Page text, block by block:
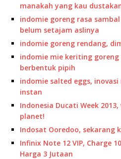
manakah yang kau
indomie goreng rasa
belum setajam aslinya
indomie goreng rendang,
indomie mie keriting
berbentuk pipih
indomie salted eggs,
instan
Indonesia Ducati Week
planet!
Indosat Ooredoo, sekarang
Infinix Note 12 VIP, Charge
Harga 3 Jutaan